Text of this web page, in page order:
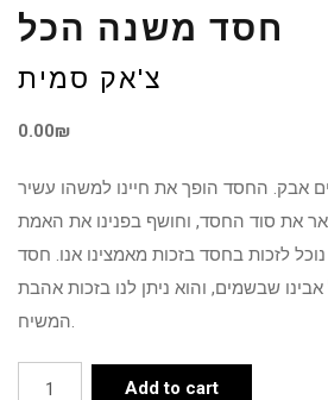
חסד משנה הכל
צ'אק סמית
0.00₪
אבק. החסד הופך את חיינו למשהו עשיר
את סוד החסד, וחושף בפנינו את האמת
לזכות בחסד בזכות מאמצינו אנו. חסד
שבשמים, והוא ניתן לנו בזכות אהבת
המשיח.
חסד
Add to cart